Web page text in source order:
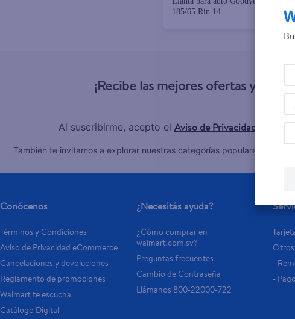
185/65 Rin 14
¡Recibe las mejores ofertas y
Al suscribirme, acepto el Aviso de Privacidad
También te invitamos a explorar nuestras categorías populares:
Conócenos
Términos y Condiciones
Aviso de Privacidad eCommerce
Cancelaciones y devoluciones
Reglamento de promociones
Walmart te escucha
Catálogo Digital
¿Necesitás ayuda?
¿Cómo comprar en
walmart.com.sv?
Preguntas frecuentes
Cambio de Contraseña
Llámanos 800-22000-722
-
-